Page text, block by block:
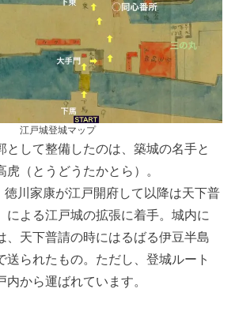
江戸城登城マップ
として整備したのは、築城の名手と
虎（とうどうたかとら）。
徳川家康が江戸開府して以降は天下普
による江戸城の拡張に着手。城内に
、天下普請の時にはるばる伊豆半島
送られたもの。ただし、登城ルート
から運ばれています。